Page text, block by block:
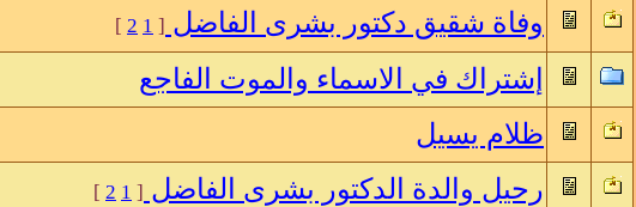
وفاة شقيق دكتور بشرى الفاضل [
1
2
]
إشتراك في الاسماء والموت الفاجع
ظلام يسيل
رحيل والدة الدكتور بشرى الفاضل [
1
2
]